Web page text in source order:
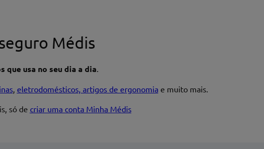
Médis
que usa no seu dia a dia.
, eletrodomésticos, artigos de ergonomia e muito mais.
só de criar uma conta Minha Médis